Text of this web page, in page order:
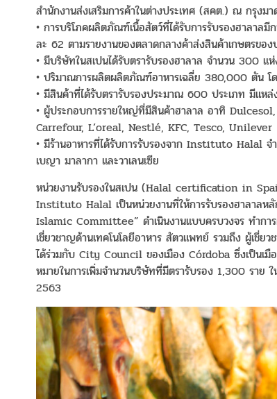
สำนักงานส่งเสริมการค้าในต่างประเทศ (สคต.) ณ กรุงม
• การบริโภคผลิตภัณฑ์เนื้อสัตว์ที่ได้รับการรับรองฮาลาล
ละ 62 ตามรายงานของตลาดกลางค้าส่งสินค้าเกษตรของ
• มีบริษัทในสเปนได้รับตรารับรองฮาลาล จำนวน 300 แ
• ปริมาณการผลิตผลิตภัณฑ์อาหารเฉลี่ย 380,000 ตัน โ
• มีสินค้าที่ได้รับตรารับรองประมาณ 600 ประเภท มีแห
• ผู้ประกอบการรายใหญ่ที่มีสินค้าฮาลาล อาทิ
Carrefour, L’oreal, Nestlé, KFC, Tesco, Unilever
• มีร้านอาหารที่ได้รับการรับรองจาก Instituto Halal
เบญา มาลากา และวาเลนเซีย
หน่วยงานรับรองในสเปน (Halal certification in
Instituto Halal เป็นหน่วยงานที่ให้การรับรองฮาลาล
Islamic Committee” ดำเนินงานแบบครบวงจร ทำก
เชี่ยวชาญด้านเทคโนโลยีอาหาร สัตวแพทย์ รวมถึง ผู้เชี่
ได้ร่วมกับ City Council ของเมือง Córdoba ซึ่งเป็นเ
หมายในการเพิ่มจำนวนบริษัทที่มีตรารับรอง 1,300 ราย
2563